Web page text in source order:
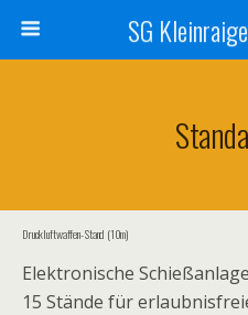
SG
Druckluftwaffen- Stand (10m)
Elektronische
15 Stände für